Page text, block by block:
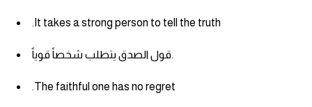
.It takes a strong person to tell the truth
قول الصدق يتطلب شخصاً قوياً.
.The faithful one has no regret